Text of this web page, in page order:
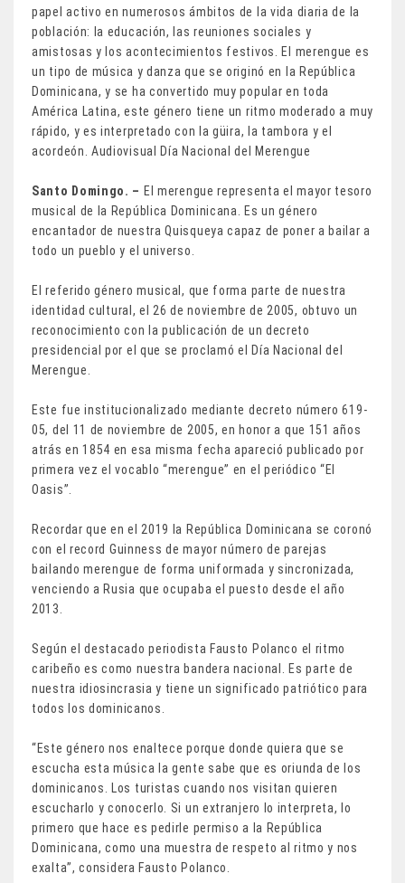
papel activo en numerosos ámbitos de la vida diaria de la
población: la educación, las reuniones sociales y
amistosas y los acontecimientos festivos. El merengue es
un tipo de música y danza que se originó en la República
Dominicana, y se ha convertido muy popular en toda
América Latina, este género tiene un ritmo moderado a muy
rápido, y es interpretado con la güira, la tambora y el
acordeón. Audiovisual Día Nacional del Merengue
Santo Domingo. – El merengue representa el mayor tesoro
musical de la República Dominicana. Es un género
encantador de nuestra Quisqueya capaz de poner a bailar a
todo un pueblo y el universo.
El referido género musical, que forma parte de nuestra
identidad cultural, el 26 de noviembre de 2005, obtuvo un
reconocimiento con la publicación de un decreto
presidencial por el que se proclamó el Día Nacional del
Merengue.
Este fue institucionalizado mediante decreto número 619-
05, del 11 de noviembre de 2005, en honor a que 151 años
atrás en 1854 en esa misma fecha apareció publicado por
primera vez el vocablo “merengue” en el periódico “El
Oasis”.
Recordar que en el 2019 la República Dominicana se coronó
con el record Guinness de mayor número de parejas
bailando merengue de forma uniformada y sincronizada,
venciendo a Rusia que ocupaba el puesto desde el año
2013.
Según el destacado periodista Fausto Polanco el ritmo
caribeño es como nuestra bandera nacional. Es parte de
nuestra idiosincrasia y tiene un significado patriótico para
todos los dominicanos.
“Este género nos enaltece porque donde quiera que se
escucha esta música la gente sabe que es oriunda de los
dominicanos. Los turistas cuando nos visitan quieren
escucharlo y conocerlo. Si un extranjero lo interpreta, lo
primero que hace es pedirle permiso a la República
Dominicana, como una muestra de respeto al ritmo y nos
exalta”, considera Fausto Polanco.